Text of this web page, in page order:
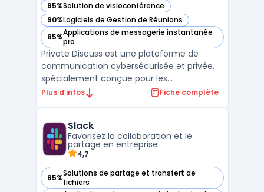
95%Solution de visioconférence
— voir Private Discuss dans cette catégorie
90%Logiciels de Gestion de Réunions
— voir Private Discuss dans cette catégorie
85%Applications de messagerie instantanée
pro
— voir Private Discuss dans cette catégorie
Private Discuss est une plateforme de
communication cybersécurisée et privée,
spécialement conçue pour les
gouvernements et les entreprises sensibles.
WhatsApp, Teams et Zoom, elle se
distingue par un niveau de chiffrement
robu ...
Plus d’infos Fiche complète
Slack
Favorisez la collaboration et le
partage en entreprise
4,7
95%Solutions de partage et transfert de
fichiers
— voir Slack dans cette catégorie